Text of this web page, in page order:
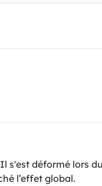
s'est déformé lors
l’effet global.